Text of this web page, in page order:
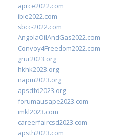
aprce2022.com
ibie2022.com
sbcc-2022.com
AngolaOilAndGas2022.com
Convoy4Freedom2022.com
grur2023.org
hkhk2023.org
napm2023.org
apsdfd2023.org
forumausape2023.com
imkl2023.com
careerfaircsd2023.com
apsth2023.com